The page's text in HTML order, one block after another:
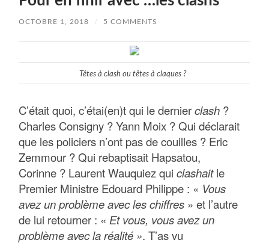
OCTOBRE 1, 2018 / 5 COMMENTS
Têtes à clash ou têtes à claques ?
C’était quoi, c’étai(en)t qui le dernierclash ?
Charles Consigny ? Yann Moix ? Qui déclarait
que les policiers n’ont pas de couilles ? Eric
Zemmour ? Qui rebaptisait Hapsatou,
Corinne ? Laurent Wauquiez quiclashaitle
Premier Ministre Edouard Philippe : « Vous
avez un problème avec les chiffres » et l’autre
de lui retourner : « Et vous, vous avez un
problème avec la réalité ». T’as vu